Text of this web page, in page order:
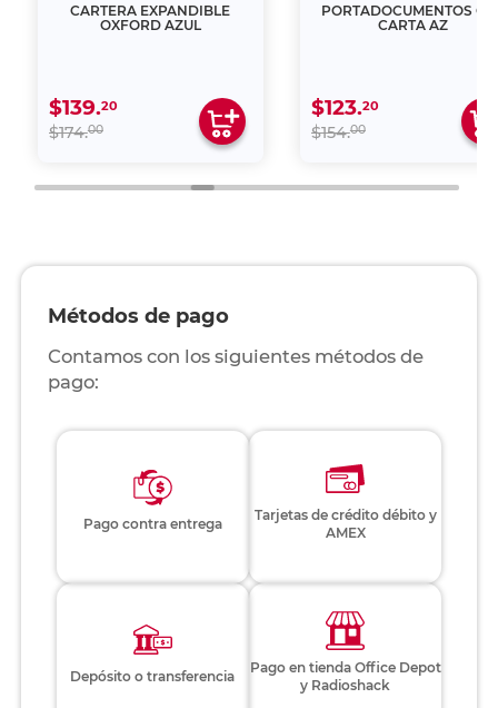
CARTERA EXPANDIBLE
OXFORD AZUL
$139.20
$174.00
PORTADOCUMENTOS
CARTA AZ
$123.20
$154.00
Métodos de pago
Contamos con los siguientes métodos de
pago:
Pago contra entrega
Tarjetas de crédito débito y
AMEX
Depósito o transferencia
Pago en tienda Office Depot
y Radioshack